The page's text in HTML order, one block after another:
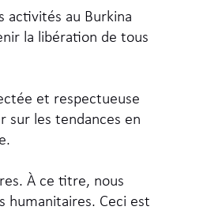
activités au Burkina
la libération de tous
et respectueuse
sur les tendances en
À ce titre, nous
humanitaires. Ceci est